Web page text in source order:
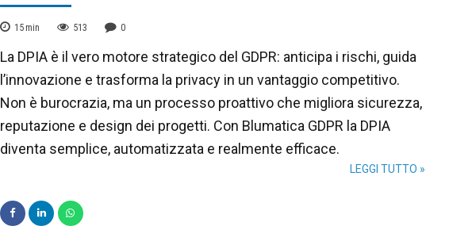
15 min 513 0
La DPIA è il vero motore strategico del GDPR: anticipa i rischi, guida
l’innovazione e trasforma la privacy in un vantaggio competitivo.
Non è burocrazia, ma un processo proattivo che migliora sicurezza,
reputazione e design dei progetti. Con Blumatica GDPR la DPIA
diventa semplice, automatizzata e realmente efficace.
LEGGI TUTTO »